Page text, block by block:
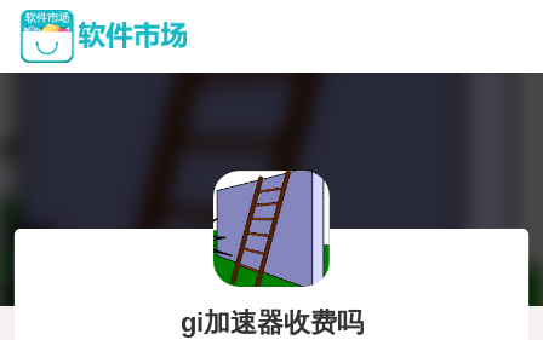
gi加速器收费吗